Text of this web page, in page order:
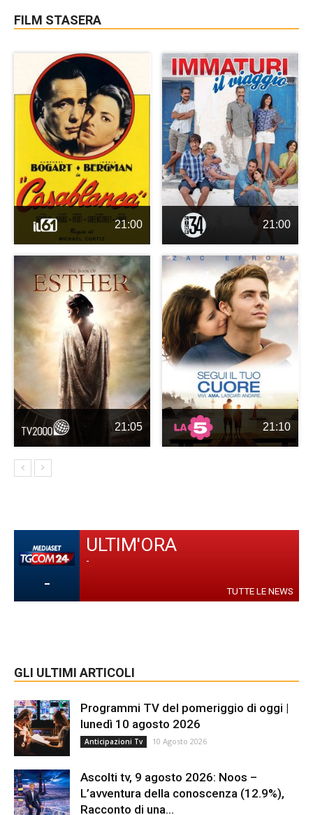
FILM STASERA
21:00 21:00
21:05 21:10
-
ULTIM'ORA
-
TUTTE LE NEWS
GLI ULTIMI ARTICOLI
Programmi TV del pomeriggio di oggi |
lunedì 10 agosto 2026
Anticipazioni Tv 10 Agosto 2026
Ascolti tv, 9 agosto 2026: Noos –
L’avventura della conoscenza (12.9%),
Racconto di una...